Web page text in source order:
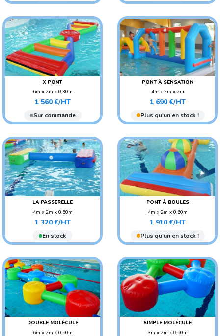
X PONT
6m x 2m x 0,30m
POIDS : 30 KG
AGE CONSEILLÉ : ENFANT
Prix
1 560 €/HT
Sur commande
PONT À SENSATION
4m x 2m x 2m
POIDS : 35 KG
AGE CONSEILLÉ : ENFANT
Prix
1 690 €/HT
Plus qu'un en stock !
LA PASSERELLE
4m x 2m x 0,50m
POIDS : 25 KG
AGE CONSEILLÉ : ENFANT
Prix
1 320 €/HT
En stock
PONT À BOULES
4m x 2m x 0,60m
POIDS : 35 KG
AGE CONSEILLÉ : ENFANT
Prix
1 910 €/HT
Plus qu'un en stock !
DOUBLE MOLÉCULE
6m x 2m x 0,50m
SIMPLE MOLÉCULE
3m x 2m x 0,50m